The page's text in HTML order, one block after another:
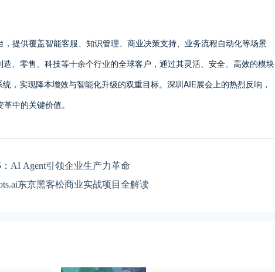
提供覆盖智能客服、知识管理、商业决策支持、业务流程自动化等场景
、零售、科技等十余个行业的全球客户，通过其灵活、安全、高效的模块
，实现降本增效与智能化升级的双重目标。深圳AIE展会上的热烈反响，
中的关键价值。
AI Agent引领企业生产力革命
东京黑客松商业实战项目全解读